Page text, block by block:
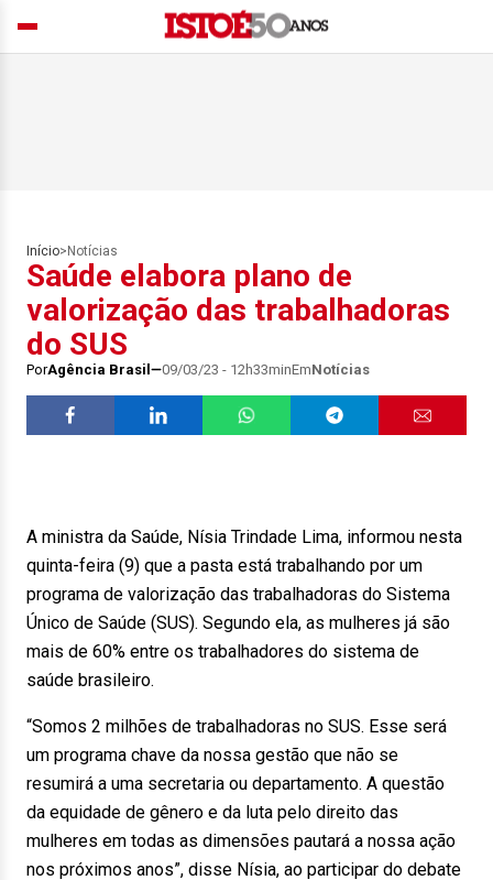
Início> Notícias
Saúde elabora plano de
valorização das trabalhadoras
do SUS
PorAgência Brasil 09/03/23 - 12h33minEmNotícias
A ministra da Saúde, Nísia Trindade Lima, informou nesta
quinta-feira (9) que a pasta está trabalhando por um
programa de valorização das trabalhadoras do Sistema
Único de Saúde (SUS). Segundo ela, as mulheres já são
mais de 60% entre os trabalhadores do sistema de
saúde brasileiro.
“Somos 2 milhões de trabalhadoras no SUS. Esse será
um programa chave da nossa gestão que não se
resumirá a uma secretaria ou departamento. A questão
da equidade de gênero e da luta pelo direito das
mulheres em todas as dimensões pautará a nossa ação
nos próximos anos”, disse Nísia, ao participar do debate